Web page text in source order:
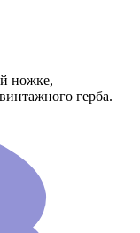
ножке,
герба.